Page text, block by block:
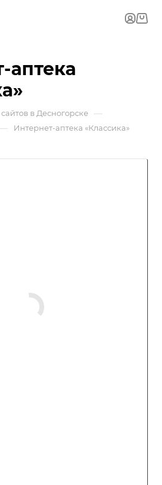
аптека
в Десногорске —
Интернет-аптека «Классика»